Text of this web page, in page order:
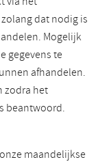
dat nodig is
Mogelijk
gegevens te
afhandelen.
zodra het
beantwoord.
maandelijkse